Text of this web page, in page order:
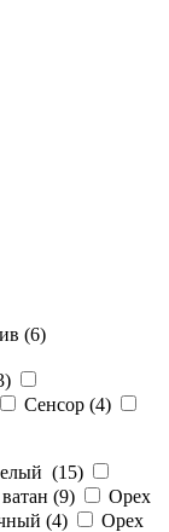
(6)
)
Сенсор (4)
(15)
(9)
Орех
(4)
Орех